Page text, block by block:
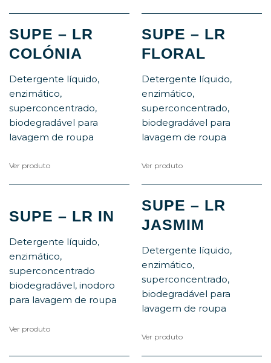
SUPE – LR
COLÓNIA
Detergente líquido,
enzimático,
superconcentrado,
biodegradável para
lavagem de roupa
Ver produto
SUPE – LR
FLORAL
Detergente líquido,
enzimático,
superconcentrado,
biodegradável para
lavagem de roupa
Ver produto
SUPE – LR IN
Detergente líquido,
enzimático,
superconcentrado
biodegradável, inodoro
para lavagem de roupa
Ver produto
SUPE – LR
JASMIM
Detergente líquido,
enzimático,
superconcentrado,
biodegradável para
lavagem de roupa
Ver produto